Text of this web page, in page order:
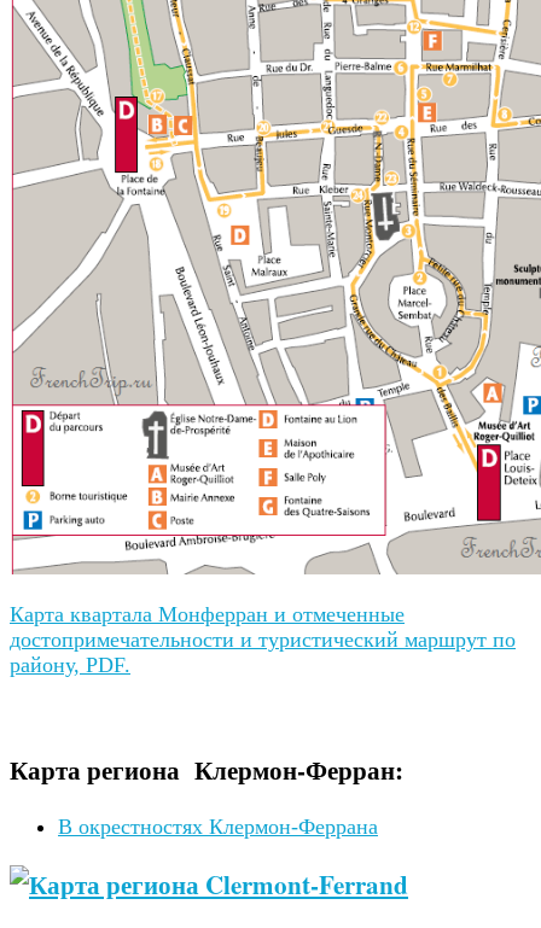
Карта квартала Монферран и отмеченные
достопримечательности и туристический маршрут по
району, PDF.
Карта региона Клермон-Ферран:
В окрестностях Клермон-Феррана